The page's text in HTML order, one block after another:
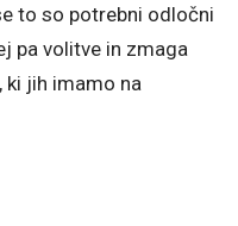
to so potrebni odločni
pa volitve in zmaga
jih imamo na